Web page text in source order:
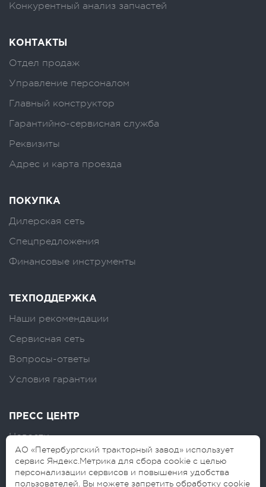
Конкурентный анализ запчастей
КОНТАКТЫ
Отдел продаж
Управление персоналом
Главный конструктор
Гарантийно-сервисная служба
Реквизиты
Адрес и карта проезда
ПОКУПКА
Дилерская сеть
Спецпредложения
Финансовые инструменты
ТЕХПОДДЕРЖКА
Наши рекомендации
Сервисная сеть
Вопросы-ответы
Условия гарантии
ПРЕСС ЦЕНТР
Новости
Логотипы
Блог
АО «Петербургский тракторный завод» использует
сервис Яндекс.Метрика для сбора cookie с целью
персонализации сервисов и повышения удобства
пользователей. Вы можете запретить обработку cookie